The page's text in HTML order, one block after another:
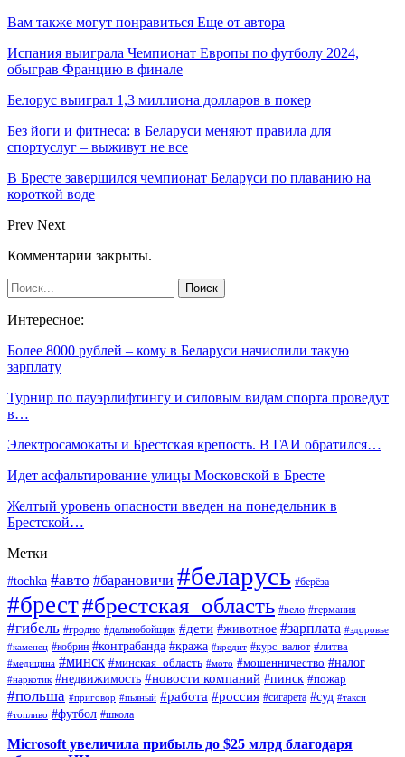
Вам также могут понравиться Еще от автора
Испания выиграла Чемпионат Европы по футболу 2024,
обыграв Францию в финале
Белорус выиграл 1,3 миллиона долларов в покер
Без йоги и фитнеса: в Беларуси меняют правила для
спортуслуг – выживут не все
В Бресте завершился чемпионат Беларуси по плаванию на
короткой воде
Prev Next
Комментарии закрыты.
Интересное:
Более 8000 рублей – кому в Беларуси начислили такую
зарплату
Турнир по пауэрлифтингу и силовым видам спорта проведут
в…
Электросамокаты и Брестская крепость. В ГАИ обратился…
Идет асфальтирование улицы Московской в Бресте
Желтый уровень опасности введен на понедельник в
Брестской…
Метки
#tochka #авто #барановичи #беларусь #берёза
#брест#брестская_область #вело #германия
#гибель #гродно #дальнобойщик #дети #животное #зарплата #здоровье
#каменец #кобрин #контрабанда #кража #кредит #курс_валют #литва
#медицина #минск #минская_область #мото #мошенничество #налог
#наркотик #недвижимость #новости компаний #пинск #пожар
#польша #приговор #пьяный #работа #россия #сигарета #суд #такси
#топливо #футбол #школа
Microsoft увеличила прибыль до $25 млрд благодаря